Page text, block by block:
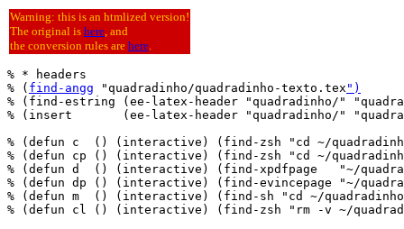
Warning: this is an htmlized version!
The original is here, and
the conversion rules are here.
% * headers
% ( find-angg "quadradinho/quadradinho-texto.tex ")
% (find-estring (ee-latex-header "quadradinho/"
% (insert       (ee-latex-header "quadradinho/"
% (defun c  () (interactive) (find-zsh "cd ~/
% (defun cp () (interactive) (find-zsh "cd ~/
% (defun d  () (interactive) (find-xpdfpage   "~/
% (defun dp () (interactive) (find-evincepage "~/
% (defun m  () (interactive) (find-sh "cd ~/quadradinho/
% (defun cl () (interactive) (find-zsh "rm -v ~/